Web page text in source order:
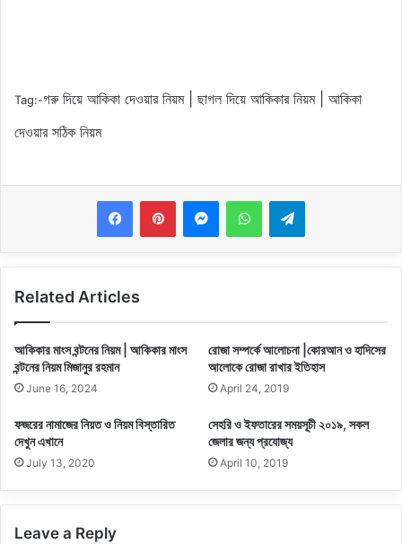
Tag:-গরু দিয়ে আকিকা দেওয়ার নিয়ম | ছাগল দিয়ে আকিকার নিয়ম | আকিকা
দেওয়ার সঠিক নিয়ম
MessengerWhatsAppTelegram
Related Articles
আকিকার মাংস বন্টনের নিয়ম | আকিকার মাংস
বন্টনের নিয়ম মিজানুর রহমান
June 16, 2024
রোজা সম্পর্কে আলোচনা |কোরআন ও হাদিসের
আলোকে রোজা রাখার ইতিহাস
April 24, 2019
ফজরের নামাজের নিয়ত ও নিয়ম বিস্তারিত
দেখুন এখানে
July 13, 2020
সেহরি ও ইফতারের সময়সূচী ২০১৯, সকল
জেলার জন্য প্রযোজ্য
April 10, 2019
Leave a Reply